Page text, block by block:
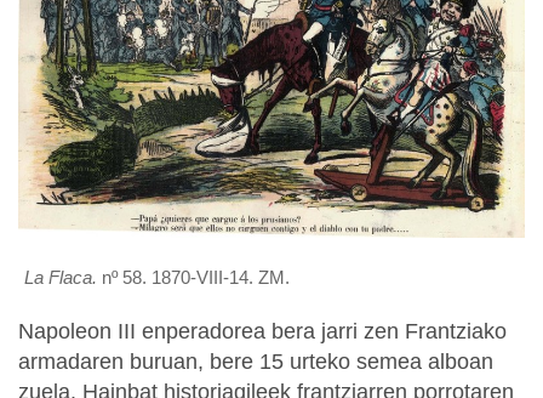
La Flaca. nº 58. 1870-VIII-14. ZM.
Napoleon III enperadorea bera jarri zen Frantziako
armadaren buruan, bere 15 urteko semea alboan
zuela. Hainbat historiagileek frantziarren porrotaren